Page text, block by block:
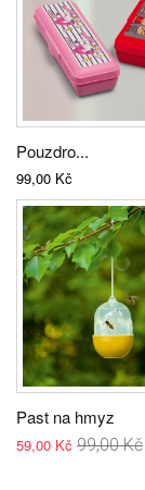
Pouzdro...
99,00 Kč
Past na hmyz
59,00 Kč 99,00 Kč